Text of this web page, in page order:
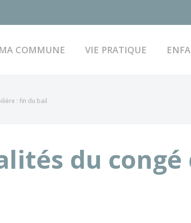
MA COMMUNE VIE PRATIQUE
: fin du bail
du